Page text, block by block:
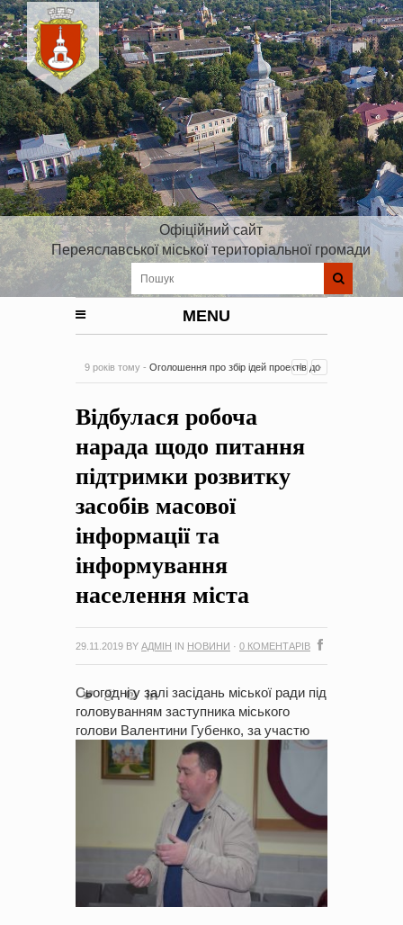
Офіційний сайт
Переяславської міської територіальної громади
MENU
9 років тому - Оголошення про збір ідей проектів до
на період 2018 – 2020 роки Оголошення про збір ідей
проектів- 0 Коментарів
Відбулася робоча
нарада щодо питання
підтримки розвитку
засобів масової
інформації та
інформування
населення міста
29.11.2019 BY АДМІН IN НОВИНИ · 0 КОМЕНТАРІВ
Сьогодні у залі засідань міської ради під
головуванням заступника міського
голови Валентини Губенко, за участю